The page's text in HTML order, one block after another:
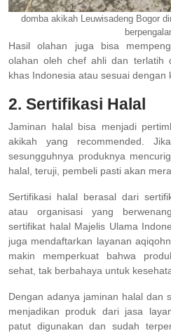
domba akikah Leuwisadeng Bogor
Hasil olahan juga bisa
olahan oleh chef ahli dan terlatih
khas Indonesia atau sesuai dengan
2. Sertifikasi Halal
Jaminan halal bisa menjadi
akikah yang recommended.
sesungguhnya produknya
halal, teruji, pembeli pasti akan
Sertifikasi halal berasal dari
atau organisasi yang
sertifikat halal Majelis Ulama
juga mendaftarkan layanan
makin memperkuat bahwa
sehat, tak berbahaya untuk
Dengan adanya jaminan halal dan
menjadikan produk dari jasa
patut digunakan dan sudah